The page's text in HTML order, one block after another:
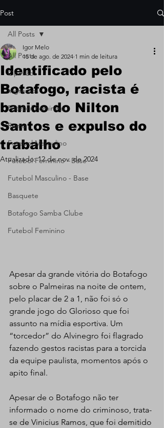
Post
All Posts
Opinião
Ingressos
Futebol Feminino
Remo
Futebol Masculino
Futebol Feminino - Base
Futebol Masculino - Base
Basquete
Botafogo Samba Clube
Futebol Feminino
All Posts
Identificado pelo
Botafogo, racista é
banido do Nilton
Santos e expulso do
trabalho
Igor Melo
15 de ago. de 2024 1 min de leitura
Atualizado:12 de nov. de 2024
Apesar da grande vitória do Botafogo
sobre o Palmeiras na noite de ontem,
pelo placar de 2 a 1, não foi só o
grande jogo do Glorioso que foi
assunto na mídia esportiva. Um
“torcedor” do Alvinegro foi flagrado
fazendo gestos racistas para a torcida
da equipe paulista, momentos após o
apito final.
Apesar de o Botafogo não ter
informado o nome do criminoso, trata-
se de Vinicius Ramos, que foi demitido